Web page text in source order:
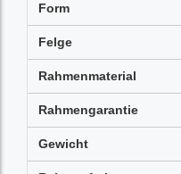
Form
Felge
Rahmenmaterial
Rahmengarantie
Gewicht